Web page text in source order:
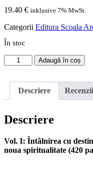
19.40 € inklusive 7% MwSt.
Categorii Editura Scoala
În stoc
Cantitate
In
sensului
pierdut
+
Adaugă în coș
Descriere
Descriere
Vol. I: Întâlnirea cu
noua spiritualitate (420